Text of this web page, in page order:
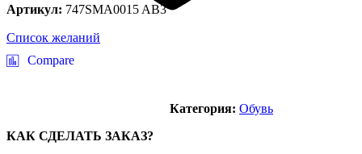
Список желаний
Compare
Артикул: 747SMA0015 AB3
Категория: Обувь
КАК СДЕЛАТЬ ЗАКАЗ?